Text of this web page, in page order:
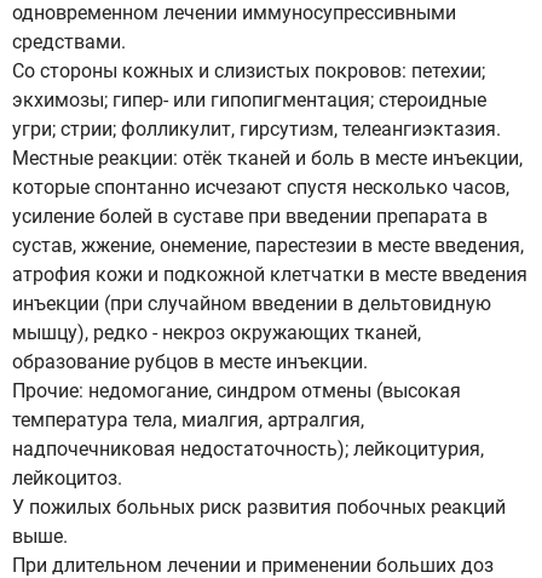
одновременном лечении иммуносупрессивными
средствами.
Со стороны кожных и слизистых покровов: петехии;
экхимозы; гипер- или гипопигментация; стероидные
угри; стрии; фолликулит, гирсутизм, телеангиэктазия.
Местные реакции: отёк тканей и боль в месте инъекции,
которые спонтанно исчезают спустя несколько часов,
усиление болей в суставе при введении препарата в
сустав, жжение, онемение, парестезии в месте введения,
атрофия кожи и подкожной клетчатки в месте введения
инъекции (при случайном введении в дельтовидную
мышцу), редко - некроз окружающих тканей,
образование рубцов в месте инъекции.
Прочие: недомогание, синдром отмены (высокая
температура тела, миалгия, артралгия,
надпочечниковая недостаточность); лейкоцитурия,
лейкоцитоз.
У пожилых больных риск развития побочных реакций
выше.
При длительном лечении и применении больших доз